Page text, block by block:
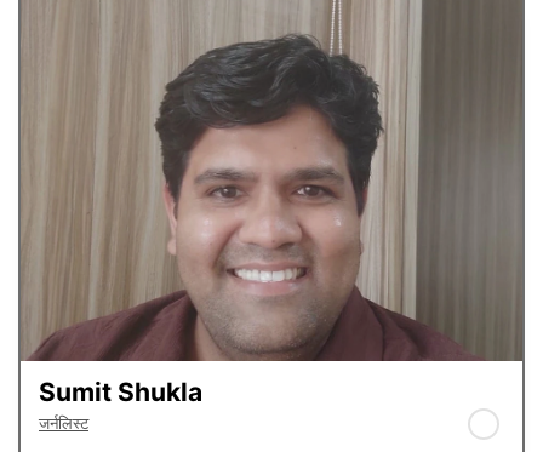
Sumit Shukla
जर्नलिस्ट